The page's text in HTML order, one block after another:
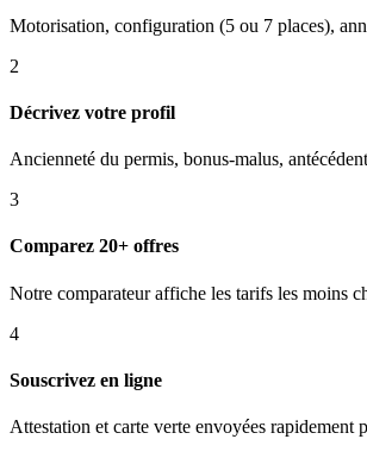
Motorisation, configuration (5 ou 7 places),
2
Décrivez votre profil
Ancienneté du permis, bonus-malus,
3
Comparez 20+ offres
Notre comparateur affiche les tarifs les moins
4
Souscrivez en ligne
Attestation et carte verte envoyées rapidement